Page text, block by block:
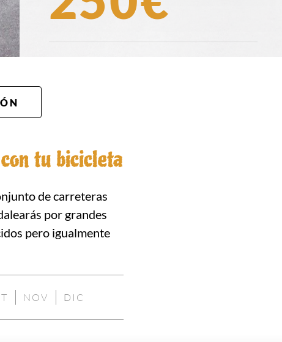
tu bicicleta
de carreteras
por grandes
pero igualmente
NO
DISPONIBLE
NOV
NO
DISPONIBLE
DIC
DISPONIBLE